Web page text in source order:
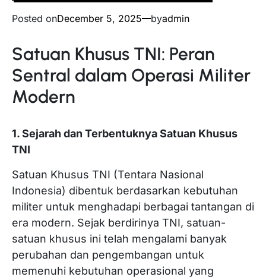
Posted onDecember 5, 2025 byadmin
Satuan Khusus TNI: Peran
Sentral dalam Operasi Militer
Modern
1. Sejarah dan Terbentuknya Satuan Khusus
TNI
Satuan Khusus TNI (Tentara Nasional
Indonesia) dibentuk berdasarkan kebutuhan
militer untuk menghadapi berbagai tantangan di
era modern. Sejak berdirinya TNI, satuan-
satuan khusus ini telah mengalami banyak
perubahan dan pengembangan untuk
memenuhi kebutuhan operasional yang